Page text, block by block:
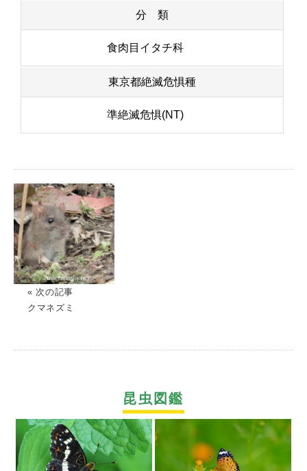
分 類
食肉目イタチ科
東京都絶滅危惧種
準絶滅危惧(NT)
« 次の記事
クマネズミ
昆虫図鑑